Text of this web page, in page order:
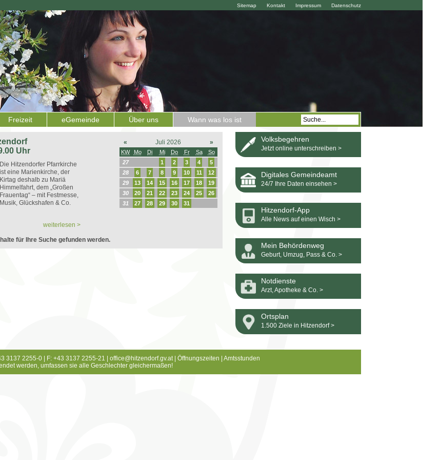
Datenschutz
Impressum
Kontakt
Sitemap
Freizeit eGemeinde Über uns Wann was los ist
Uhr
Die Hitzendorfer Pfarrkirche
ist eine Marienkirche, der
Kirtag deshalb zu Mariä
Himmelfahrt, dem „Großen
Frauentag“ – mit Festmesse,
Musik, Glückshafen & Co.
weiterlesen >
« Juli 2026 »
KW Mo Di Mi Do Fr Sa
So
27
1 2 3 4
5
28
6 7 8 9 10 11
12
29
13 14 15 16 17 18
19
30
20 21 22 23 24 25
26
31
27 28 29 30 31
für Ihre Suche gefunden werden.
Volksbegehren
Jetzt online unterschreiben >
Digitales Gemeindeamt
24/7 Ihre Daten einsehen >
Hitzendorf-App
Alle News auf einen Wisch >
Mein Behördenweg
Geburt, Umzug, Pass & Co. >
Notdienste
Arzt, Apotheke & Co. >
Ortsplan
1.500 Ziele in Hitzendorf >
3137 2255-0 | F: +43 3137 2255-21 | office@hitzendorf.gv.at| Öffnungszeiten
Amtsstunden
werden, umfassen sie alle Geschlechter gleichermaßen!